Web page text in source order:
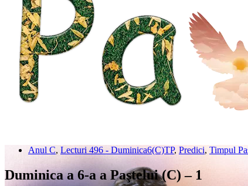
Anul C, Lecturi 496 - Duminica6(C)TP, Predici, Timpul
Duminica a 6-a a Paştelui (C) – 1